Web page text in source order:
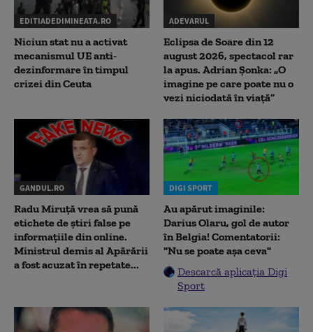
EDITIADEDIMINEATA.RO
Niciun stat nu a activat
mecanismul UE anti-
dezinformare în timpul
crizei din Ceuta
ADEVARUL
Eclipsa de Soare din 12
august 2026, spectacol rar
la apus. Adrian Șonka: „O
imagine pe care poate nu o
vezi niciodată în viață”
GANDUL.RO
Radu Miruţă vrea să pună
etichete de știri false pe
informațiile din online.
Ministrul demis al Apărării
a fost acuzat în repetate...
DIGI SPORT
Au apărut imaginile:
Darius Olaru, gol de autor
în Belgia! Comentatorii:
"Nu se poate așa ceva"
Descarcă aplicația Digi
Sport